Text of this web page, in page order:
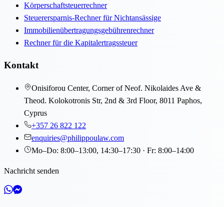
Körperschaftsteuerrechner
Steuerersparnis-Rechner für Nichtansässige
Immobilienübertragungsgebührenrechner
Rechner für die Kapitalertragssteuer
Kontakt
Onisiforou Center, Corner of Neof. Nikolaides Ave &
Theod. Kolokotronis Str, 2nd & 3rd Floor, 8011 Paphos,
Cyprus
+357 26 822 122
enquiries@philippoulaw.com
Mo–Do: 8:00–13:00, 14:30–17:30 · Fr: 8:00–14:00
Nachricht senden